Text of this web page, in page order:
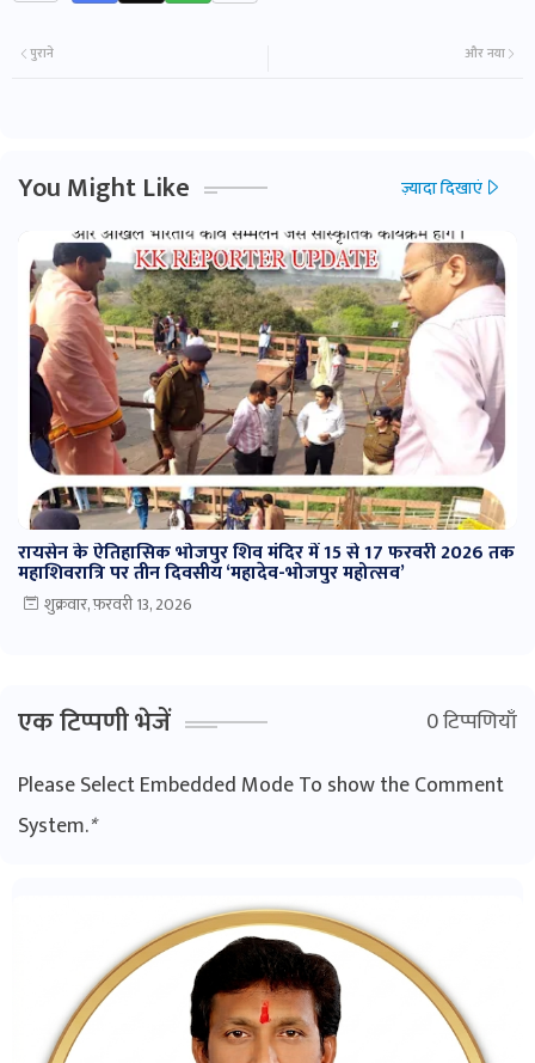
और नया
पुराने
You Might Like ज़्यादा दिखाएं
रायसेन के ऐतिहासिक भोजपुर शिव मंदिर में 15 से 17 फरवरी 2026 तक
महाशिवरात्रि पर तीन दिवसीय ‘महादेव-भोजपुर महोत्सव’
शुक्रवार, फ़रवरी 13, 2026
एक टिप्पणी भेजें
0 टिप्पणियाँ
Please Select Embedded Mode To show the Comment
System.*